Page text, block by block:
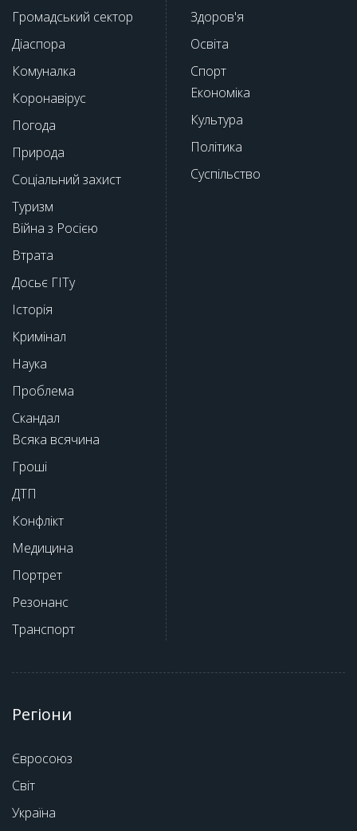
Громадський сектор
Діаспора
Комуналка
Коронавірус
Погода
Природа
Соціальний захист
Туризм
Війна з Росією
Втрата
Досьє ГІТу
Історія
Кримінал
Наука
Проблема
Скандал
Всяка всячина
Гроші
ДТП
Конфлікт
Медицина
Портрет
Резонанс
Транспорт
Здоров'я
Освіта
Спорт
Економіка
Культура
Політика
Суспільство
Регіони
Євросоюз
Світ
Україна